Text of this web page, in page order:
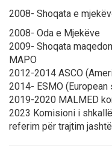
2008- Shoqata e
2008- Oda e Mjekëve
2009- Shoqata
МАРО
2012-2014 АSCO
2014- ESMO
2019-2020 MALMED
2023 Komisioni i
referim për trajtim